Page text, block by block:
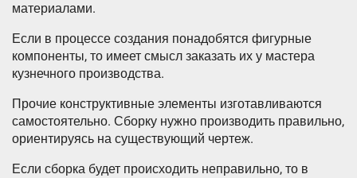
материалами.
Если в процессе создания понадобятся фигурные
компоненты, то имеет смысл заказать их у мастера
кузнечного производства.
Прочие конструктивные элементы изготавливаются
самостоятельно. Сборку нужно производить правильно,
ориентируясь на существующий чертеж.
Если сборка будет происходить неправильно, то в